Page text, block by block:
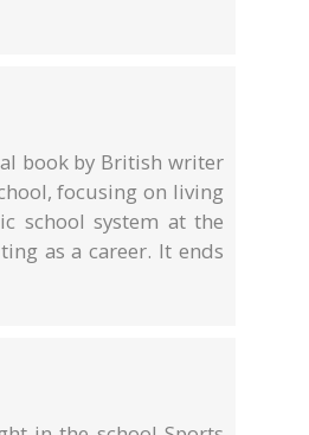
book by British writer
focusing on living
school system at the
as a career. It ends